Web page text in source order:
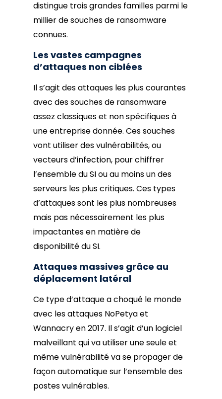
distingue trois grandes familles parmi le
millier de souches de ransomware
connues.
Les vastes campagnes
d’attaques non ciblées
Il s’agit des attaques les plus courantes
avec des souches de ransomware
assez classiques et non spécifiques à
une entreprise donnée. Ces souches
vont utiliser des vulnérabilités, ou
vecteurs d’infection, pour chiffrer
l’ensemble du SI ou au moins un des
serveurs les plus critiques. Ces types
d’attaques sont les plus nombreuses
mais pas nécessairement les plus
impactantes en matière de
disponibilité du SI.
Attaques massives grâce au
déplacement latéral
Ce type d’attaque a choqué le monde
avec les attaques NoPetya et
Wannacry en 2017. Il s’agit d’un logiciel
malveillant qui va utiliser une seule et
même vulnérabilité va se propager de
façon automatique sur l’ensemble des
postes vulnérables.